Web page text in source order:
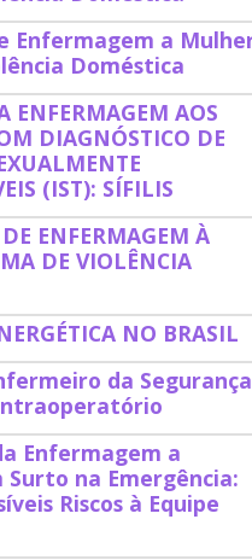
Enfermagem a
Doméstica
ENFERMAGEM AOS
DIAGNÓSTICO DE
(IST): SÍFILIS
ENFERMAGEM À
DE VIOLÊNCIA
NO BRASIL
da
Enfermagem a
Surto na Emergência:
Riscos à Equipe